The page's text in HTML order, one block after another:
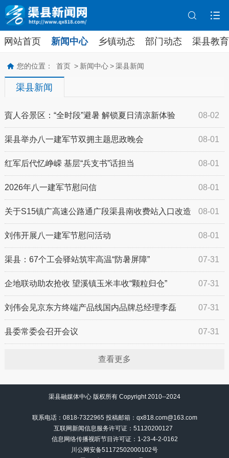
网站首页 新闻中心 乡镇动态 部门动态 渠县教育
您的位置： 首页 > 新闻中心 > 渠县新闻
渠县新闻
08-02
賨人谷景区：“全时段”避暑 解锁夏日清凉新体验
08-01
渠县举办八一建军节双拥主题思政晚会
08-01
红军后代忆峥嵘 基层“兵支书”话担当
08-01
2026年八一建军节慰问信
08-01
关于S15镇广高速公路通广段渠县南收费站入口改造
施工实施交通管制的通告 08-01
刘伟开展八一建军节慰问活动
07-31
渠县：67个工会驿站筑牢高温“防暑屏障”
07-31
企地联动助农抢收 望溪镇玉米丰收“颗粒归仓”
07-31
刘伟会见京东方终端产品线国内品牌总经理李磊
07-31
县委常委会召开会议
查看更多
渠县融媒体中心 版权所有 Copyright 2010--2024
联系电话：0818-7322965 投稿邮箱：qx818.com@163.com
互联网新闻信息服务许可证：51120200127
信息网络传播视听节目许可证： 1-23-4-2-0162
川公网安备51172502000102号